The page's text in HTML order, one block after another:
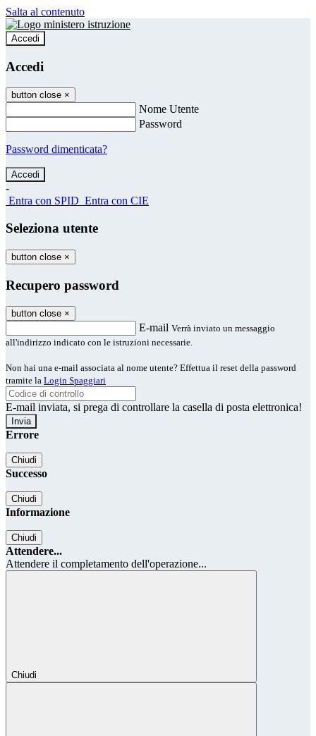
Salta al contenuto
Accedi
Accedi
button close ×
Nome Utente
Password
Password dimenticata?
-
Entra con SPID Entra con CIE
Seleziona utente
button close ×
Recupero password
button close ×
E-mail Verrà inviato un messaggio
all'indirizzo indicato con le istruzioni necessarie.
Non hai una e-mail associata al nome utente? Effettua il reset della password
tramite la Login Spaggiari
E-mail inviata, si prega di controllare la casella di posta elettronica!
Errore
Chiudi
Successo
Chiudi
Informazione
Chiudi
Attendere...
Attendere il completamento dell'operazione...
Chiudi